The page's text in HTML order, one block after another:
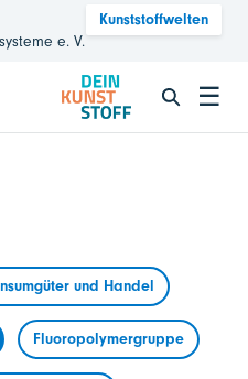
e. V.
Kunststoffwelten
☰
und Handel
Fluoropolymergruppe